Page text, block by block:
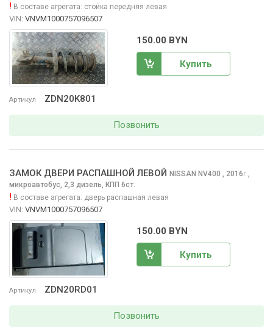
Артикул ZDN20K801
! В составе агрегата: стойка передняя левая
VIN: VNVM1000757096507
150.00 BYN
Купить
Позвонить
Артикул ZDN20RD01
ЗАМОК ДВЕРИ РАСПАШНОЙ ЛЕВОЙ NISSAN NV400 , 2016г.,
микроавтобус, 2,3 дизель, КПП 6ст.
! В составе агрегата: дверь распашная левая
VIN: VNVM1000757096507
150.00 BYN
Купить
Позвонить